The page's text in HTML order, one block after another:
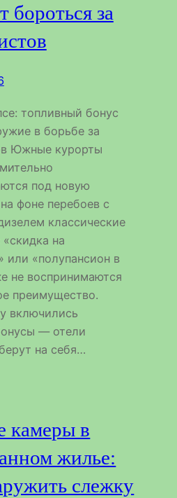
бороться за
топливный бонус
в борьбе за
Южные курорты
под новую
фоне перебоев с
классические
на
или «полупансион в
не воспринимаются
преимущество.
включились
— отели
на себя…
камеры в
жилье:
слежку